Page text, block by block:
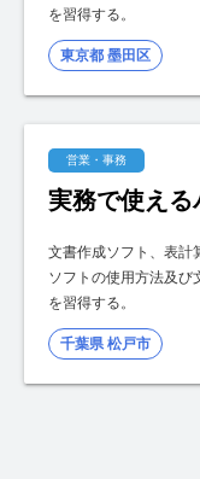
を習得する。
東京都 墨田区
営業・事務
実務で使える
文書作成ソフト、表計
ソフトの使用方法及び
を習得する。
千葉県 松戸市